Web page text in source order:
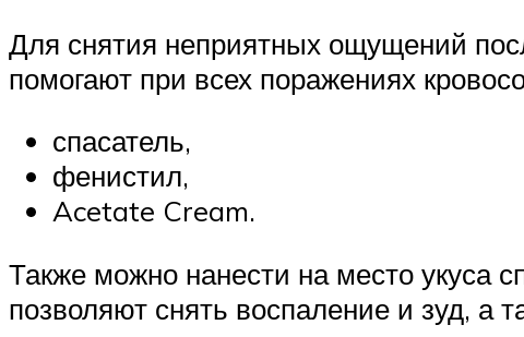
Для снятия неприятных ощущений
помогают при всех поражениях
спасатель,
фенистил,
Acetate Cream.
Также можно нанести на место укуса
позволяют снять воспаление и зуд, а